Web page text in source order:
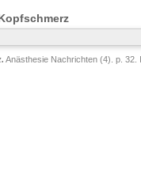
Anästhesie Nachrichten (4). p. 32.